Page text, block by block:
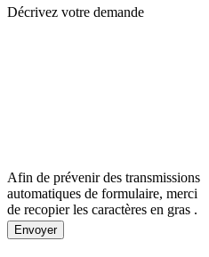
Décrivez votre demande
Afin de prévenir des transmissions
automatiques de formulaire, merci
de recopier les caractères en gras .
Envoyer